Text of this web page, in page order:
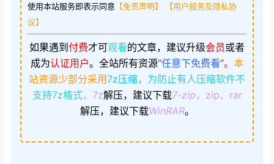
使用本站服务即表示同意 【免责声明】
【用户服务及隐私协
议】
如果遇到付费才可观看的文章，建议升级会员或者
成为认证用户。 全站所有资源“任意下免费看”。 本
站资源少部分采用7z压缩， 为防止有人压缩软件不
支持7z格式，7z解压，建议下载7-zip ，zip、rar
解压，建议下载WinRAR。